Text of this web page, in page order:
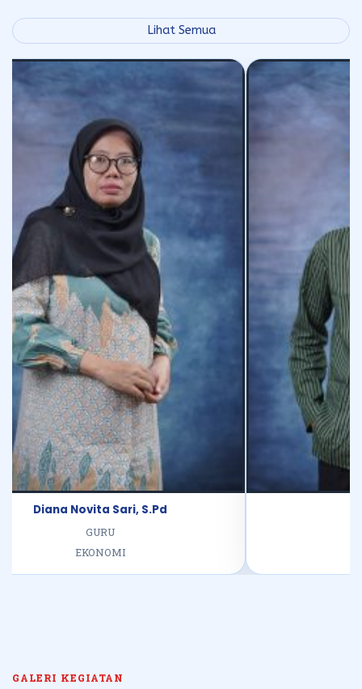
Lihat Semua
Diana Novita Sari, S.Pd
GURU
EKONOMI
GALERI KEGIATAN